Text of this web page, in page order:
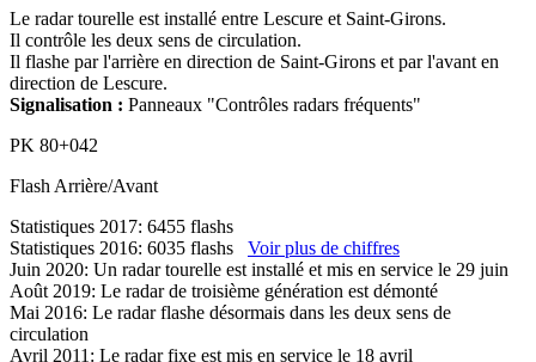
Le radar tourelle est installé entre Lescure et Saint-Girons.
Il contrôle les deux sens de circulation.
Il flashe par l'arrière en direction de Saint-Girons et par l'avant en
direction de Lescure.
Signalisation : Panneaux "Contrôles radars fréquents"
PK 80+042
Flash Arrière/Avant
Statistiques 2017: 6455 flashs
Statistiques 2016: 6035 flashs Voir plus de chiffres
Juin 2020: Un radar tourelle est installé et mis en service le 29 juin
Août 2019: Le radar de troisième génération est démonté
Mai 2016: Le radar flashe désormais dans les deux sens de
circulation
Avril 2011: Le radar fixe est mis en service le 18 avril